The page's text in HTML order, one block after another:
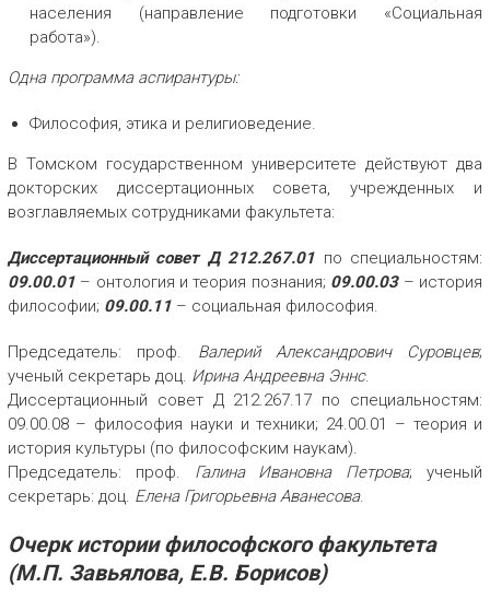
населения (направление подготовки «Социальная
работа»).
Одна программа аспирантуры:
Философия, этика и религиоведение.
В Томском государственном университете действуют два
докторских диссертационных совета, учрежденных и
возглавляемых сотрудниками факультета:
Диссертационный совет Д 212.267.01 по специальностям:
09.00.01– онтология и теория познания; 09.00.03– история
философии; 09.00.11 – социальная философия.
Председатель: проф. Валерий Александрович Суровцев;
ученый секретарь доц. Ирина Андреевна Эннс.
Диссертационный совет Д 212.267.17 по специальностям:
09.00.08 – философия науки и техники; 24.00.01 – теория и
история культуры (по философским наукам).
Председатель: проф. Галина Ивановна Петрова; ученый
секретарь: доц. Елена Григорьевна Аванесова.
Очерк истории философского факультета
(М.П. Завьялова, Е.В. Борисов)